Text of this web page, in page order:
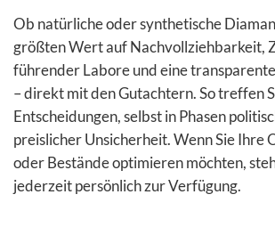
Ob natürliche oder synthetische
größten Wert auf Nachvollziehbarkeit,
führender Labore und eine
– direkt mit den Gutachtern. So treffen
Entscheidungen, selbst in Phasen
preislicher Unsicherheit. Wenn Sie Ihre
oder Bestände optimieren möchten,
jederzeit persönlich zur Verfügung.